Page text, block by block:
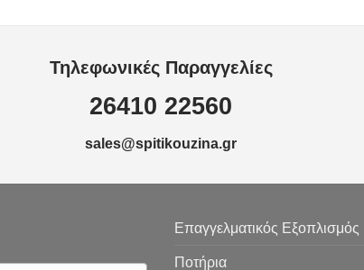
Τηλεφωνικές Παραγγελίες
26410 22560
sales@spitikouzina.gr
Επαγγελματικός Εξοπλισμός
Ποτήρια